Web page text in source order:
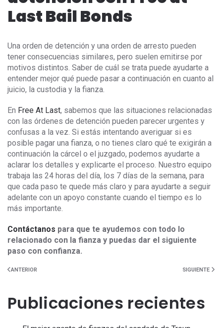
Last Bail Bonds
Una orden de detención y una orden de arresto pueden
tener consecuencias similares, pero suelen emitirse por
motivos distintos. Saber de cuál se trata puede ayudarte a
entender mejor qué puede pasar a continuación en cuanto al
juicio, la custodia y la fianza.
En Free At Last, sabemos que las situaciones relacionadas
con las órdenes de detención pueden parecer urgentes y
confusas a la vez. Si estás intentando averiguar si es
posible pagar una fianza, o no tienes claro qué te exigirán a
continuación la cárcel o el juzgado, podemos ayudarte a
aclarar los detalles y explicarte el proceso. Nuestro equipo
trabaja las 24 horas del día, los 7 días de la semana, para
que cada paso te quede más claro y para ayudarte a seguir
adelante con un apoyo constante cuando el tiempo es lo
más importante.
Contáctanos para que te ayudemos con todo lo
relacionado con la fianza y puedas dar el siguiente
paso con confianza.
ANTERIOR SIGUIENTE
Publicaciones recientes